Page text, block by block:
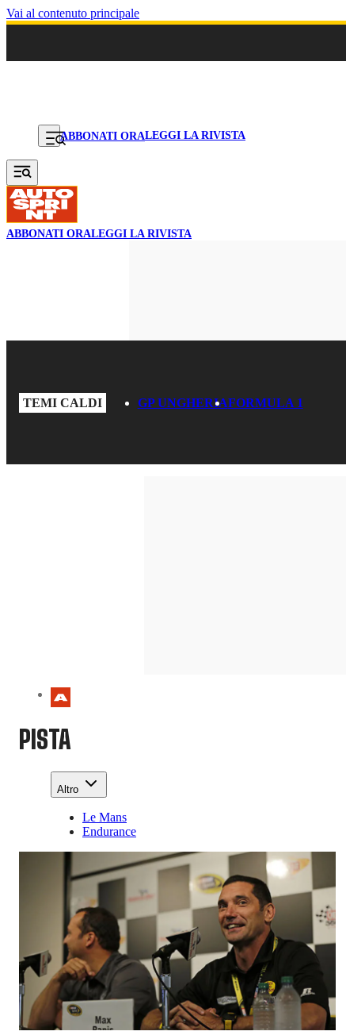
Vai al contenuto principale
ABBONATI ORALEGGI LA RIVISTA
ABBONATI ORALEGGI LA RIVISTA
TEMI CALDI GP UNGHERIAFORMULA 1
PISTA
Altro
Le Mans
Endurance